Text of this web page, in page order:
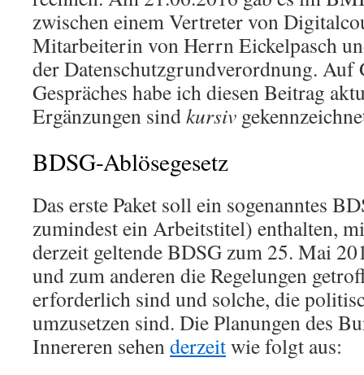
zwischen einem Vertreter von
Mitarbeiterin von Herrn Eickelpasch
der Datenschutzgrundverordnung. Auf
Gespräches habe ich diesen Beitrag
Ergänzungen sindkursiv
BDSG-Ablösegesetz
Das erste Paket soll ein sogenanntes
zumindest ein Arbeitstitel) enthalten,
derzeit geltende BDSG zum 25. Mai
und zum anderen die Regelungen
erforderlich sind und solche, die
umzusetzen sind. Die Planungen des
Innereren sehenderzeitwie folgt aus: